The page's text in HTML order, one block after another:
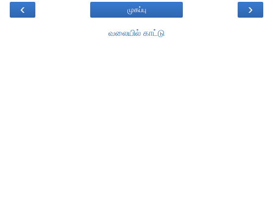
‹ ›
முகப்பு
வலையில் காட்டு